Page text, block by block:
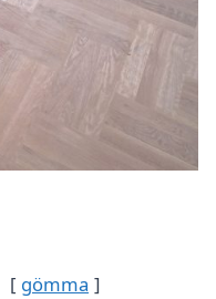
gömma